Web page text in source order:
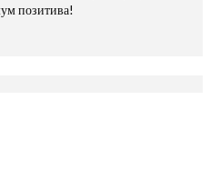
позитива!